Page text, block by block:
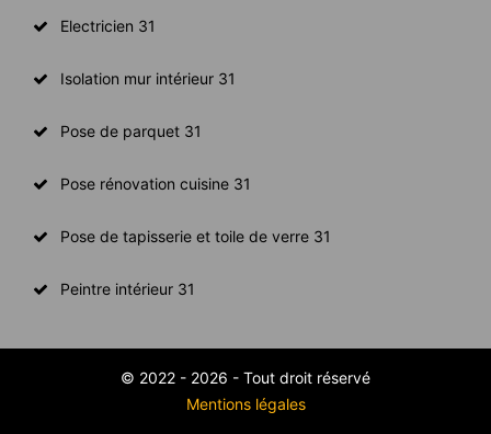
Electricien 31
Isolation mur intérieur 31
Pose de parquet 31
Pose rénovation cuisine 31
Pose de tapisserie et toile de verre 31
Peintre intérieur 31
© 2022 - 2026 - Tout droit réservé
Mentions légales